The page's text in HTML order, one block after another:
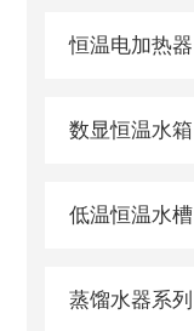
恒温电加热器
数显恒温水箱
低温恒温水槽
蒸馏水器系列